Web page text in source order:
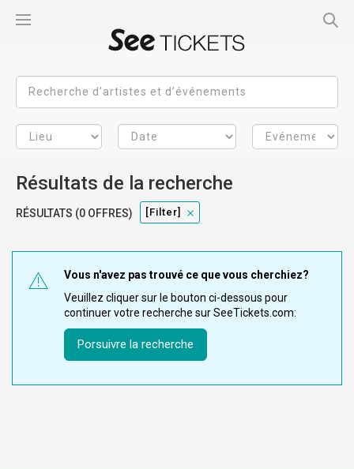
Résultats de la recherche
RÉSULTATS (0 OFFRES) [filter]
Vous n'avez pas trouvé ce que vous cherchiez?
Veuillez cliquer sur le bouton ci-dessous pour
continuer votre recherche sur SeeTickets.com:
Porsuivre la recherche